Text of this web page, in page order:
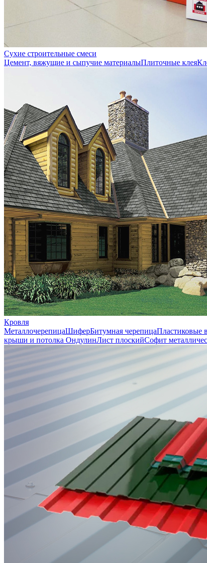
Сухие строительные смеси
Цемент, вяжущие и сыпучие материалыПлиточные клея
Кровля
МеталлочерепицаШиферБитумная черепицаПластиковые
крыши и потолка ОндулинЛист плоскийСофит